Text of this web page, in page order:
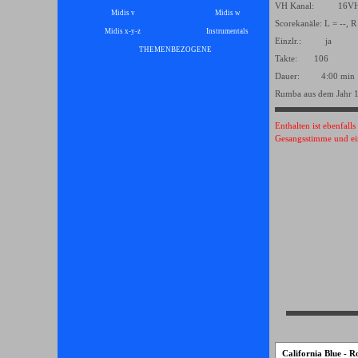
Midis v Midis w
Midis x-y-z Instrumentals
THEMENBEZOGENE
VH Kanal:
Scorekanäle: L = --, R
Einzlr.: ja
Takte: 106
Dauer: 4:00 min
Rumba aus dem Jahr
Enthalten ist
Gesangsstimme und
California Blue -